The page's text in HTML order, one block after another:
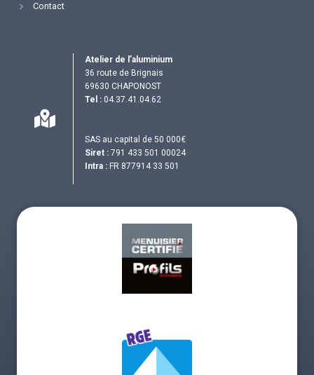
Contact
Atelier de l’aluminium
36 route de Brignais
69630 CHAPONOST
Tel : 04.37.41.04.62
SAS au capital de 50 000€
Siret : 791 433 501 00024
Intra : FR 877914 33 501